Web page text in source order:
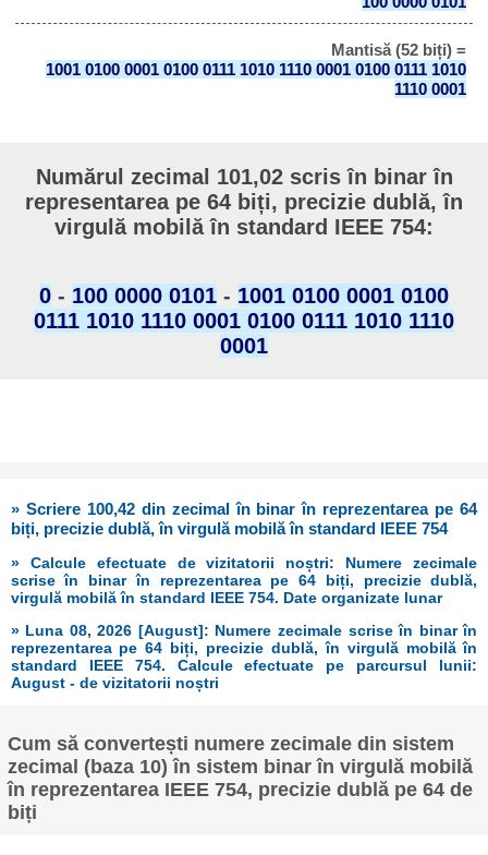
Mantisă (52 biți) =
1001 0100 0001 0100 0111 1010 1110 0001 0100 0111 1010
1110 0001
Numărul zecimal 101,02 scris în binar în
representarea pe 64 biți, precizie dublă, în
virgulă mobilă în standard IEEE 754:
0 - 100 0000 0101 - 1001 0100 0001 0100
0111 1010 1110 0001 0100 0111 1010 1110
0001
» Scriere 100,42 din zecimal în binar în reprezentarea pe 64
biți, precizie dublă, în virgulă mobilă în standard IEEE 754
» Calcule efectuate de vizitatorii noștri: Numere zecimale
scrise în binar în reprezentarea pe 64 biți, precizie dublă,
virgulă mobilă în standard IEEE 754. Date organizate lunar
» Luna 08, 2026 [August]: Numere zecimale scrise în binar în
reprezentarea pe 64 biți, precizie dublă, în virgulă mobilă în
standard IEEE 754. Calcule efectuate pe parcursul lunii:
August - de vizitatorii noștri
Cum să convertești numere zecimale din sistem
zecimal (baza 10) în sistem binar în virgulă mobilă
în reprezentarea IEEE 754, precizie dublă pe 64 de
biți